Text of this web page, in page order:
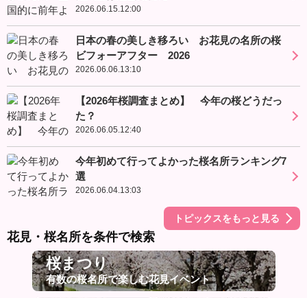
2026.06.15.12:00
日本の春の美しき移ろい お花見の名所の桜
ビフォーアフター 2026
2026.06.06.13:10
【2026年桜調査まとめ】 今年の桜どうだっ
た？
2026.06.05.12:40
今年初めて行ってよかった桜名所ランキング7
選
2026.06.04.13:03
トピックスをもっと見る
花見・桜名所を条件で検索
桜まつり
有数の桜名所で楽しむ花見イベント